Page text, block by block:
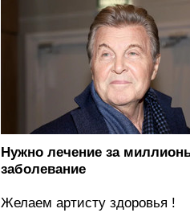
Нужно лечение за
заболевание
Желаем артисту здоровья !